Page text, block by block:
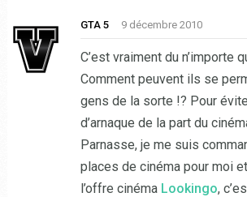
GTA 5 9 décembre 2010
C’est vraiment du n’importe
Comment peuvent ils se
gens de la sorte !? Pour
d’arnaque de la part du
Parnasse, je me suis
places de cinéma pour moi
l’offre cinéma Lookingo,